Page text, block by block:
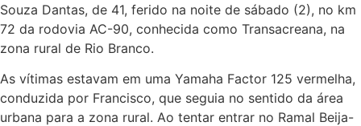
Souza Dantas, de 41, ferido na noite de sábado (2), no km
72 da rodovia AC-90, conhecida como Transacreana, na
zona rural de Rio Branco.
As vítimas estavam em uma Yamaha Factor 125 vermelha,
conduzida por Francisco, que seguia no sentido da área
urbana para a zona rural. Ao tentar entrar no Ramal Beija-